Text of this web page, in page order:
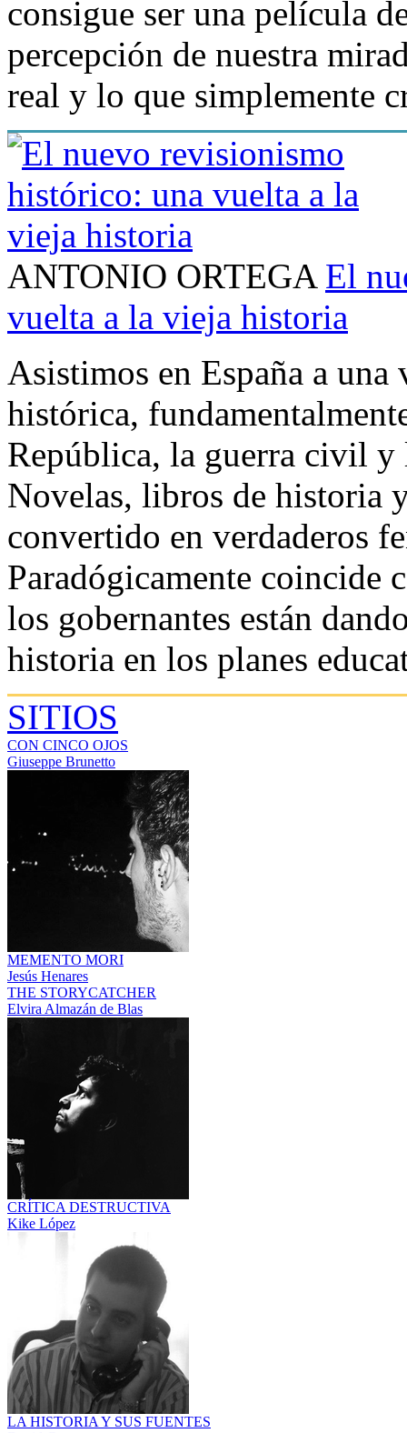
consigue ser una película
percepción de nuestra
real y lo que simplemente
ANTONIO ORTEGA El
vuelta a la vieja historia
Asistimos en España a
histórica,
República, la guerra civil y
Novelas, libros de historia
convertido en verdaderos
Paradógicamente coincide
los gobernantes están
historia en los planes
SITIOS
CON CINCO OJOS
Giuseppe Brunetto
MEMENTO MORI
Jesús Henares
THE STORYCATCHER
Elvira Almazán de Blas
CRÍTICA DESTRUCTIVA
Kike López
LA HISTORIA Y SUS FUENTES